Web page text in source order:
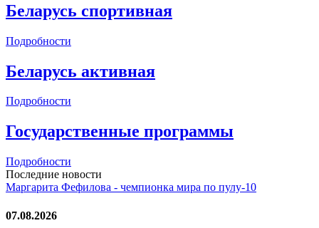
Беларусь спортивная
Подробности
Беларусь активная
Подробности
Государственные программы
Подробности
Последние новости
Маргарита Фефилова - чемпионка мира по пулу-10
07.08.2026